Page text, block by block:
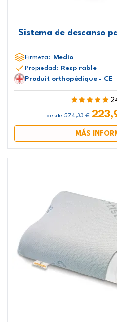
Sistema de descanso
Firmeza:
Medio
Propiedad:
Respirable
Produit orthopédique - CE
desde 574,33 €
MÁS